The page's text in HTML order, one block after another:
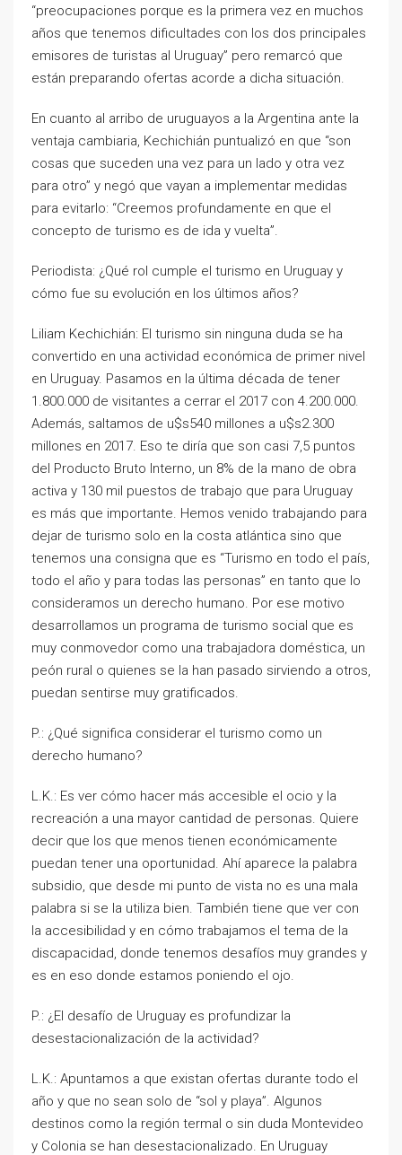
“preocupaciones porque es la primera vez en muchos
años que tenemos dificultades con los dos principales
emisores de turistas al Uruguay” pero remarcó que
están preparando ofertas acorde a dicha situación.
En cuanto al arribo de uruguayos a la Argentina ante la
ventaja cambiaria, Kechichián puntualizó en que “son
cosas que suceden una vez para un lado y otra vez
para otro” y negó que vayan a implementar medidas
para evitarlo: “Creemos profundamente en que el
concepto de turismo es de ida y vuelta”.
Periodista: ¿Qué rol cumple el turismo en Uruguay y
cómo fue su evolución en los últimos años?
Liliam Kechichián: El turismo sin ninguna duda se ha
convertido en una actividad económica de primer nivel
en Uruguay. Pasamos en la última década de tener
1.800.000 de visitantes a cerrar el 2017 con 4.200.000.
Además, saltamos de u$s540 millones a u$s2.300
millones en 2017. Eso te diría que son casi 7,5 puntos
del Producto Bruto Interno, un 8% de la mano de obra
activa y 130 mil puestos de trabajo que para Uruguay
es más que importante. Hemos venido trabajando para
dejar de turismo solo en la costa atlántica sino que
tenemos una consigna que es “Turismo en todo el país,
todo el año y para todas las personas” en tanto que lo
consideramos un derecho humano. Por ese motivo
desarrollamos un programa de turismo social que es
muy conmovedor como una trabajadora doméstica, un
peón rural o quienes se la han pasado sirviendo a otros,
puedan sentirse muy gratificados.
P.: ¿Qué significa considerar el turismo como un
derecho humano?
L.K.: Es ver cómo hacer más accesible el ocio y la
recreación a una mayor cantidad de personas. Quiere
decir que los que menos tienen económicamente
puedan tener una oportunidad. Ahí aparece la palabra
subsidio, que desde mi punto de vista no es una mala
palabra si se la utiliza bien. También tiene que ver con
la accesibilidad y en cómo trabajamos el tema de la
discapacidad, donde tenemos desafíos muy grandes y
es en eso donde estamos poniendo el ojo.
P.: ¿El desafío de Uruguay es profundizar la
desestacionalización de la actividad?
L.K.: Apuntamos a que existan ofertas durante todo el
año y que no sean solo de “sol y playa”. Algunos
destinos como la región termal o sin duda Montevideo
y Colonia se han desestacionalizado. En Uruguay